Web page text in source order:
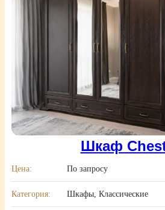
Шкаф
Цена: По запросу
Категория: Шкафы, Классические